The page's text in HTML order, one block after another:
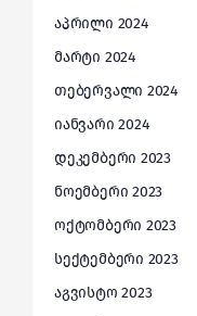
აპრილი 2024
მარტი 2024
თებერვალი 2024
იანვარი 2024
დეკემბერი 2023
ნოემბერი 2023
ოქტომბერი 2023
სექტემბერი 2023
აგვისტო 2023